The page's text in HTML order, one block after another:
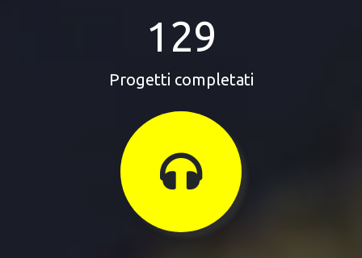
129
Progetti completati